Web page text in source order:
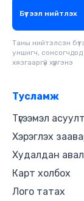
Бүтээл нийтлэх
Таны нийтэлсэн
уншигч, сонсогчдод
хязгааргүй хүргэнэ
Тусламж
Түгээмэл
Хэрэглэх
Худалдан
Карт холбох
Лого татах